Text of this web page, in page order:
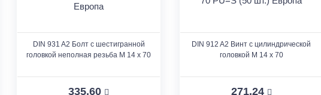
DIN 931 A2 Болт с шестигранной
головкой неполная резьба M 14 x 70
335.60
DIN 912 A2 Винт с цилиндрической
головкой M 14 x 70
271.24